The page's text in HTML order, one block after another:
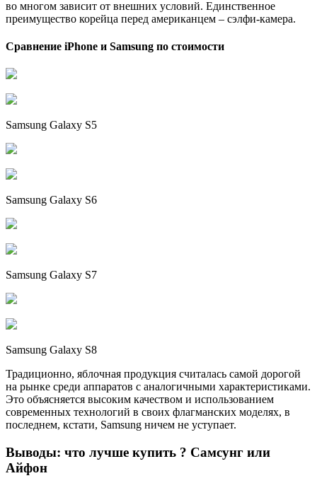
во многом зависит от внешних условий. Единственное
преимущество корейца перед американцем – сэлфи-камера.
Сравнение iPhone и Samsung по стоимости
Samsung Galaxy S5
Samsung Galaxy S6
Samsung Galaxy S7
Samsung Galaxy S8
Традиционно, яблочная продукция считалась самой дорогой
на рынке среди аппаратов с аналогичными характеристиками.
Это объясняется высоким качеством и использованием
современных технологий в своих флагманских моделях, в
последнем, кстати, Samsung ничем не уступает.
Выводы: что лучше купить ? Самсунг или
Айфон